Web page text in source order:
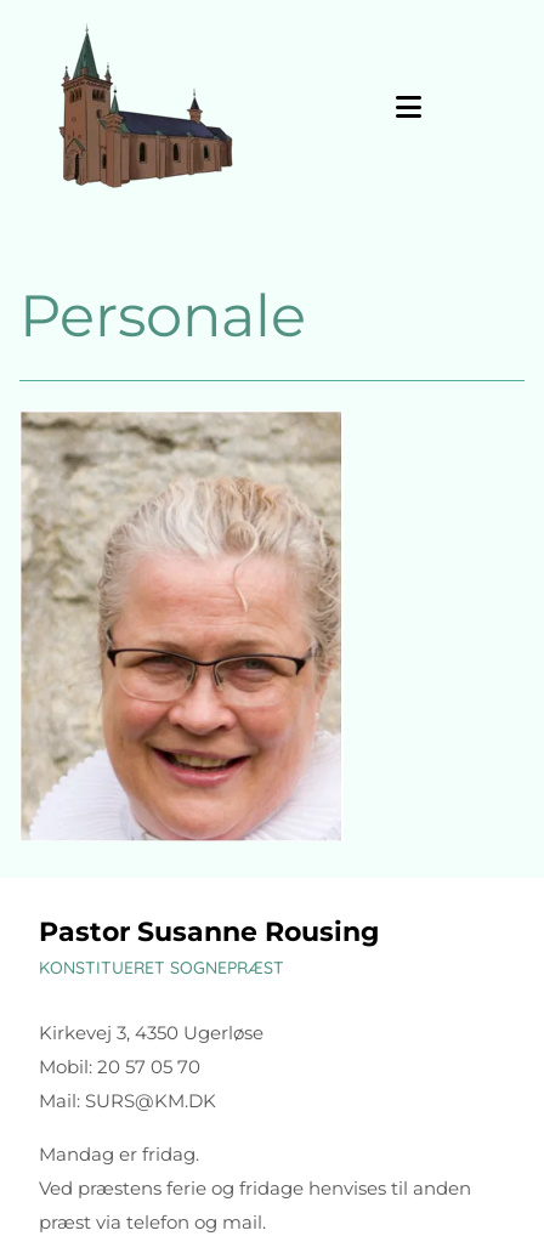
Gå til indhold
Personale
Pastor Susanne Rousing
KONSTITUERET SOGNEPRÆST
Kirkevej 3, 4350 Ugerløse
Mobil: 20 57 05 70
Mail: SURS@KM.DK
Mandag er fridag.
Ved præstens ferie og fridage henvises til anden
præst via telefon og mail.